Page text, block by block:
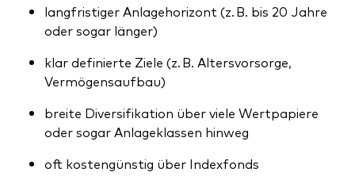
langfristiger Anlagehorizont (z. B. bis 20 Jahre
oder sogar länger)
klar definierte Ziele (z. B. Altersvorsorge,
Vermögensaufbau)
breite Diversifikation über viele Wertpapiere
oder sogar Anlageklassen hinweg
oft kostengünstig über Indexfonds